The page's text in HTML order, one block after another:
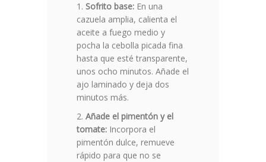
Sofrito base: En una
cazuela amplia, calienta el
aceite a fuego medio y
pocha la cebolla picada fina
hasta que esté transparente,
unos ocho minutos. Añade el
ajo laminado y deja dos
minutos más.
Añade el pimentón y el
tomate: Incorpora el
pimentón dulce, remueve
rápido para que no se